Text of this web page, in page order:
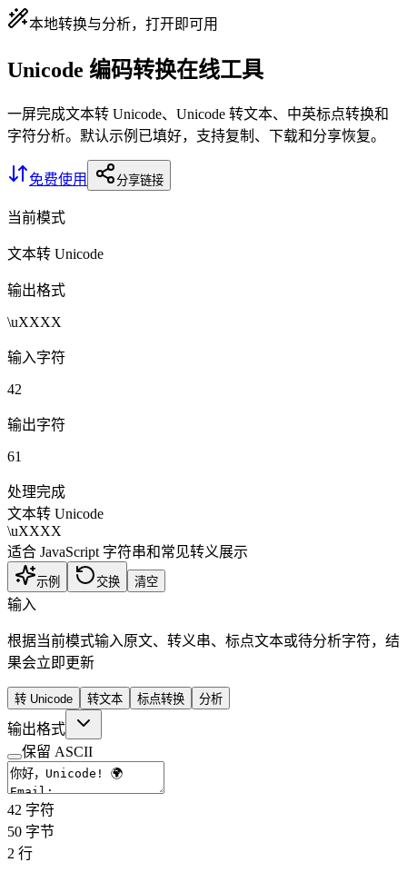
本地转换与分析，打开即可用
Unicode 编码转换在线工具
一屏完成文本转 Unicode、Unicode 转文本、中英标点转换和
字符分析。默认示例已填好，支持复制、下载和分享恢复。
免费使用 分享链接
当前模式
文本转 Unicode
输出格式
\uXXXX
输入字符
42
输出字符
61
处理完成
文本转 Unicode
\uXXXX
适合 JavaScript 字符串和常见转义展示
示例 交换 清空
输入
根据当前模式输入原文、转义串、标点文本或待分析字符，结
果会立即更新
转 Unicode 转文本 标点转换 分析
输出格式
保留 ASCII
42 字符
50 字节
2 行